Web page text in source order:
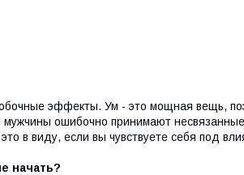
эффекты. Ум - это мощная вещь,
ошибочно принимают
в виду, если вы чувствуете себя под
начать?